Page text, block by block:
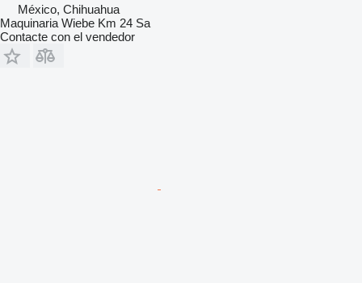
México, Chihuahua
Maquinaria Wiebe Km 24 Sa
Contacte con el vendedor